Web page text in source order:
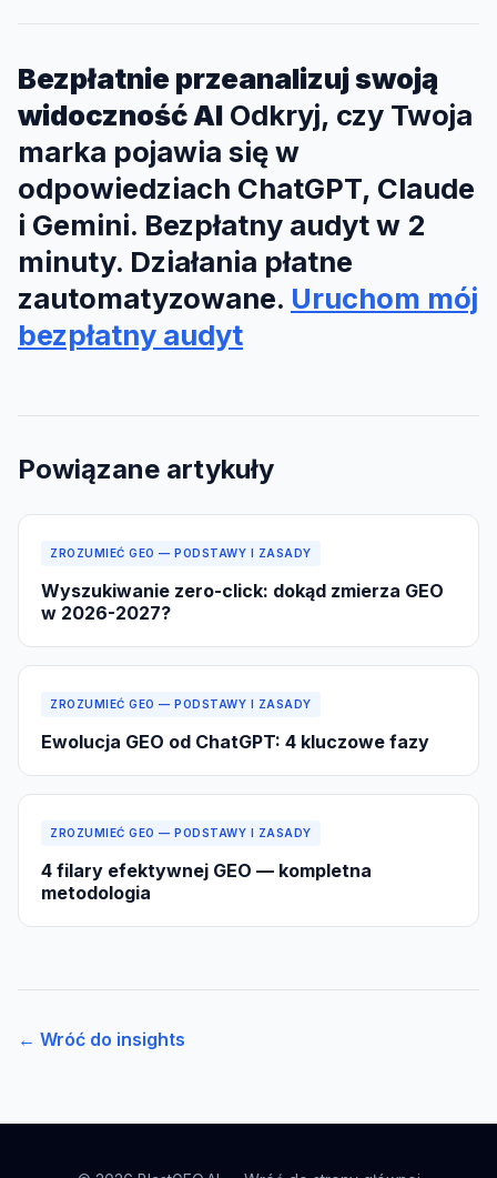
Bezpłatnie przeanalizuj swoją
widoczność AI Odkryj, czy Twoja
marka pojawia się w
odpowiedziach ChatGPT, Claude
i Gemini. Bezpłatny audyt w 2
minuty. Działania płatne
zautomatyzowane. Uruchom mój
bezpłatny audyt
Powiązane artykuły
ZROZUMIEĆ GEO — PODSTAWY I ZASADY
Wyszukiwanie zero-click: dokąd zmierza GEO
w 2026-2027?
ZROZUMIEĆ GEO — PODSTAWY I ZASADY
Ewolucja GEO od ChatGPT: 4 kluczowe fazy
ZROZUMIEĆ GEO — PODSTAWY I ZASADY
4 filary efektywnej GEO — kompletna
metodologia
← Wróć do insights